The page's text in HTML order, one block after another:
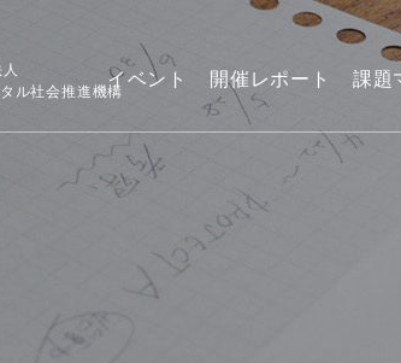
ル社会推進機構
イベント 開催レポート 課題